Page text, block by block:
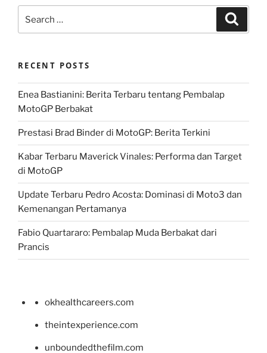
for:
RECENT POSTS
Enea Bastianini: Berita Terbaru tentang Pembalap
MotoGP Berbakat
Prestasi Brad Binder di MotoGP: Berita Terkini
Kabar Terbaru Maverick Vinales: Performa dan Target
di MotoGP
Update Terbaru Pedro Acosta: Dominasi di Moto3 dan
Kemenangan Pertamanya
Fabio Quartararo: Pembalap Muda Berbakat dari
Prancis
okhealthcareers.com
theintexperience.com
unboundedthefilm.com